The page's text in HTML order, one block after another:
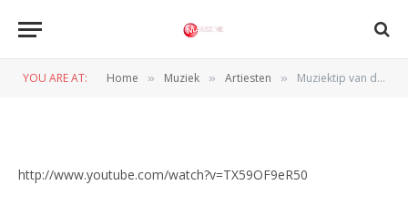
YOU ARE AT: Home » Muziek » Artiesten » Muziektip van de dag: Sonny J – Can’t Stop Moving (2007)
Muziektip van de dag: Sonny J
http://www.youtube.com/watch?v=TX59OF9eR50